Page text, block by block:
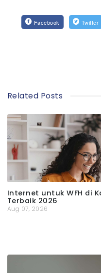
Facebook Twitter
Related Posts
Internet untuk WFH di
Terbaik 2026
Aug 07, 2026